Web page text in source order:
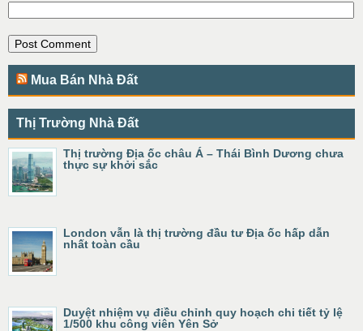
Mua Bán Nhà Đất
Thị Trường Nhà Đất
Thị trường Địa ốc châu Á – Thái Bình Dương chưa
thực sự khởi sắc
London vẫn là thị trường đầu tư Địa ốc hấp dẫn
nhất toàn cầu
Duyệt nhiệm vụ điều chỉnh quy hoạch chi tiết tỷ lệ
1/500 khu công viên Yên Sở